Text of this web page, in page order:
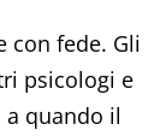
con fede. Gli
psicologi e
quando il